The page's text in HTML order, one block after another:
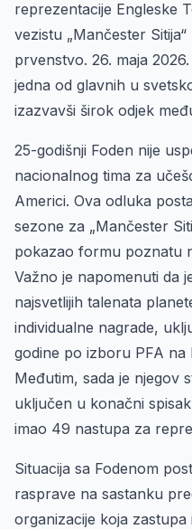
reprezentacije Engleske
vezistu „Mančester
prvenstvo. 26. maja
jedna od glavnih u
izazvavši širok odjek
25-godišnji Foden nije
nacionalnog tima za
Americi. Ova odluka
sezone za „Mančester
pokazao formu poznatu
Važno je napomenuti da
najsvetlijih talenata
individualne nagrade,
godine po izboru PFA na
Međutim, sada je njegov
uključen u konačni
imao 49 nastupa za
Situacija sa Fodenom
rasprave na sastanku
organizacije koja